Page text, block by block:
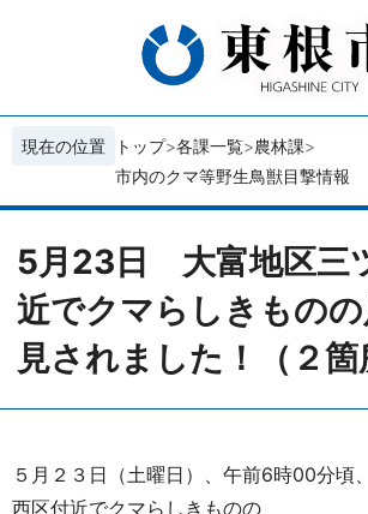
現在の位置 トップ 各課一覧 農林課
市内のクマ等野生鳥獣目撃情報
5月23日 大富地区三
近でクマらしきもの
見されました！（２箇
５月２３日（土曜日）、午前6時00分頃
西区付近でクマらしきものの